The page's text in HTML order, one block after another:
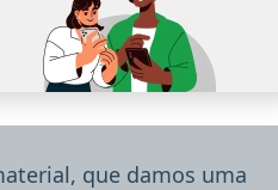
que damos uma